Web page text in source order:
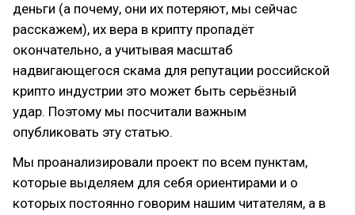
деньги (а почему, они их потеряют, мы сейчас
расскажем), их вера в крипту пропадёт
окончательно, а учитывая масштаб
надвигающегося скама для репутации российской
крипто индустрии это может быть серьёзный
удар. Поэтому мы посчитали важным
опубликовать эту статью.
Мы проанализировали проект по всем пунктам,
которые выделяем для себя ориентирами и о
которых постоянно говорим нашим читателям, а в